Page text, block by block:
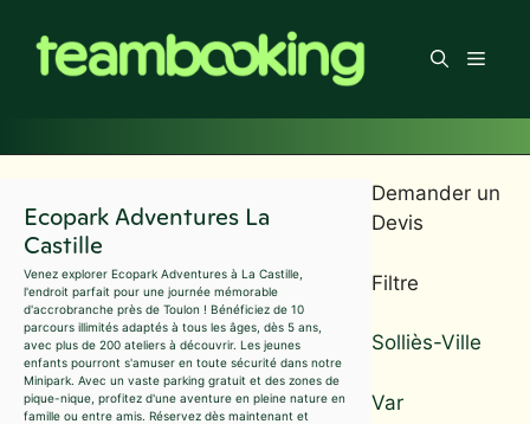
contenu
Menu
Ecopark Adventures La
Castille
Venez explorer Ecopark Adventures à La Castille,
l'endroit parfait pour une journée mémorable
d'accrobranche près de Toulon ! Bénéficiez de 10
parcours illimités adaptés à tous les âges, dès 5 ans,
avec plus de 200 ateliers à découvrir. Les jeunes
enfants pourront s'amuser en toute sécurité dans notre
Minipark. Avec un vaste parking gratuit et des zones de
pique-nique, profitez d'une aventure en pleine nature en
famille ou entre amis. Réservez dès maintenant et
Demander un
Devis
Filtre
Solliès-Ville
Var